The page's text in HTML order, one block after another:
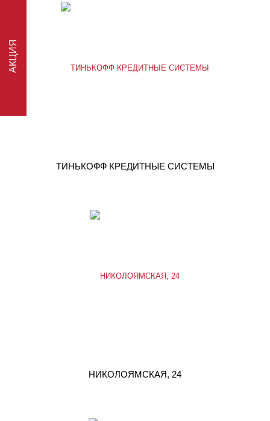
ТИНЬКОФФ КРЕДИТНЫЕ СИСТЕМЫ
НИКОЛОЯМСКАЯ, 24